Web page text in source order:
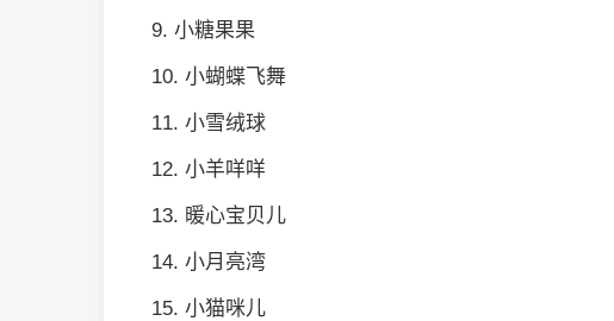
9. 小糖果果
10. 小蝴蝶飞舞
11. 小雪绒球
12. 小羊咩咩
13. 暖心宝贝儿
14. 小月亮湾
15. 小猫咪儿